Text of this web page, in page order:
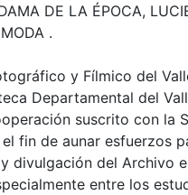
DE LA ÉPOCA,
.
y Fílmico del
Departamental del
suscrito con la
fin de aunar esfuerzos
divulgación del Archivo
entre los